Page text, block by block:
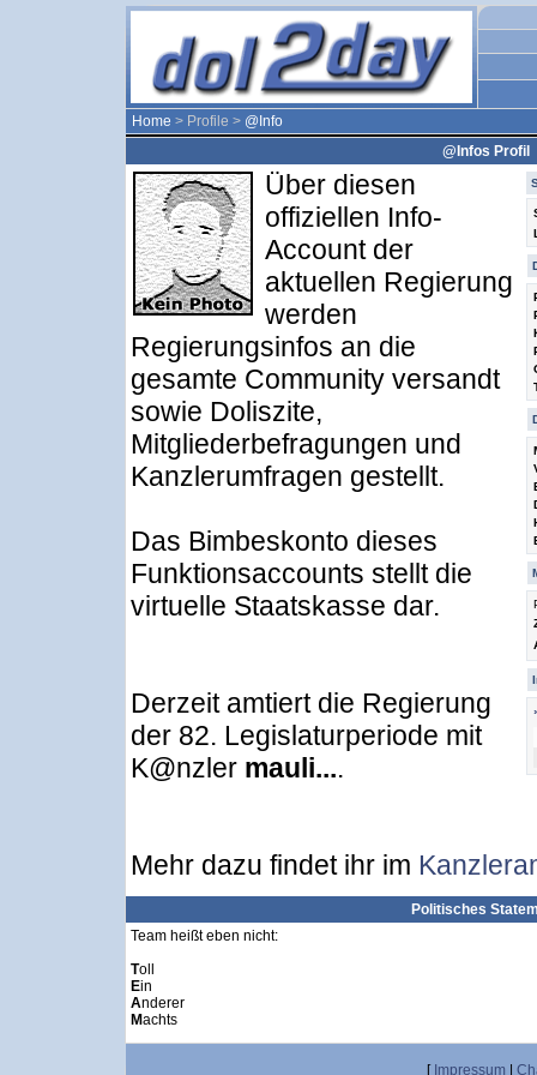
Home > Profile > @Info
@Infos Profil
Über diesen
offiziellen Info-
Account der
aktuellen Regierung
werden
Regierungsinfos an die
gesamte Community versandt
sowie Doliszite,
Mitgliederbefragungen und
Kanzlerumfragen gestellt.
Das Bimbeskonto dieses
Funktionsaccounts stellt die
virtuelle Staatskasse dar.
Derzeit amtiert die Regierung
der 82. Legislaturperiode mit
K@nzler mauli....
Mehr dazu findet ihr im
Politisches
Team heißt eben nicht:
Toll
Ein
Anderer
Machts
[ Impressum